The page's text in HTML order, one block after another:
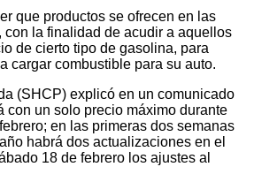
que productos se ofrecen en las
con la finalidad de acudir a aquellos
de cierto tipo de gasolina, para
cargar combustible para su auto.
(SHCP) explicó en un comunicado
con un solo precio máximo durante
en las primeras dos semanas
habrá dos actualizaciones en el
18 de febrero los ajustes al